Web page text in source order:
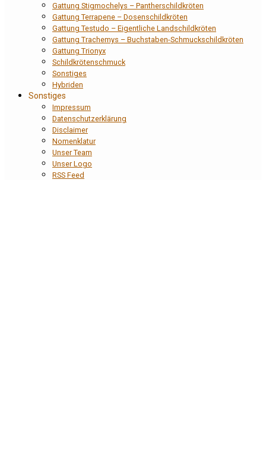
Gattung Stigmochelys – Pantherschildkröten
Gattung Terrapene – Dosenschildkröten
Gattung Testudo – Eigentliche Landschildkröten
Gattung Trachemys – Buchstaben-Schmuckschildkröten
Gattung Trionyx
Schildkrötenschmuck
Sonstiges
Hybriden
Sonstiges
Impressum
Datenschutzerklärung
Disclaimer
Nomenklatur
Unser Team
Unser Logo
RSS Feed